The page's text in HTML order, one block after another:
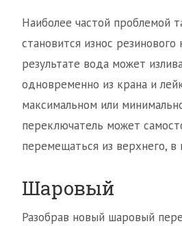
Наиболее частой проблемой
становится износ резинового
результате вода может
одновременно из крана и
максимальном или
переключатель может
перемещаться из верхнего,
Шаровый
Разобрав новый шаровый